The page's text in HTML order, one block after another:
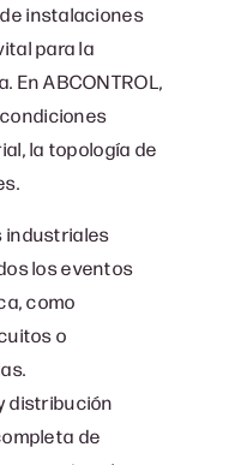
instalaciones
para la
En ABCONTROL,
la topología de
industriales
los eventos
como
o
distribución
de